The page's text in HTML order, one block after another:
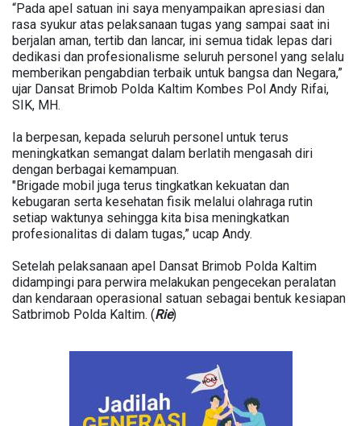
“Pada apel satuan ini saya menyampaikan apresiasi dan
rasa syukur atas pelaksanaan tugas yang sampai saat ini
berjalan aman, tertib dan lancar, ini semua tidak lepas dari
dedikasi dan profesionalisme seluruh personel yang selalu
memberikan pengabdian terbaik untuk bangsa dan Negara,”
ujar Dansat Brimob Polda Kaltim Kombes Pol Andy Rifai,
SIK, MH.
Ia berpesan, kepada seluruh personel untuk terus
meningkatkan semangat dalam berlatih mengasah diri
dengan berbagai kemampuan.
"Brigade mobil juga terus tingkatkan kekuatan dan
kebugaran serta kesehatan fisik melalui olahraga rutin
setiap waktunya sehingga kita bisa meningkatkan
profesionalitas di dalam tugas,” ucap Andy.
Setelah pelaksanaan apel Dansat Brimob Polda Kaltim
didampingi para perwira melakukan pengecekan peralatan
dan kendaraan operasional satuan sebagai bentuk kesiapan
Satbrimob Polda Kaltim. (Rie)